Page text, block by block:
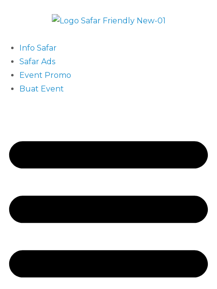
Info Safar
Safar Ads
Event Promo
Buat Event